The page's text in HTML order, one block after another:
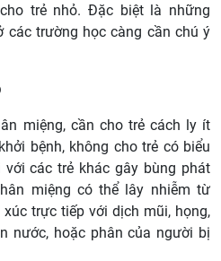
trẻ nhỏ. Đặc biệt là những
các trường học càng cần chú ý
miệng, cần cho trẻ cách ly ít
bệnh, không cho trẻ có biểu
các trẻ khác gây bùng phát
miệng có thể lây nhiễm từ
trực tiếp với dịch mũi, họng,
nước, hoặc phân của người bị